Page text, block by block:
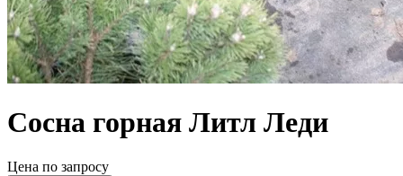
Сосна горная Литл Леди
Цена по запросу